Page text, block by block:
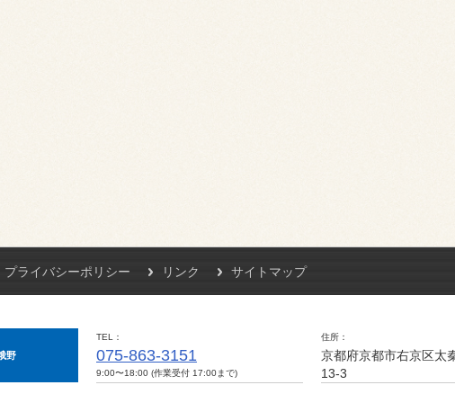
プライバシーポリシー リンク サイトマップ
野
TEL
075-863-3151
9:00〜18:00 (作業受付 17:00まで)
住所
京都府京都市右京区太
13-3